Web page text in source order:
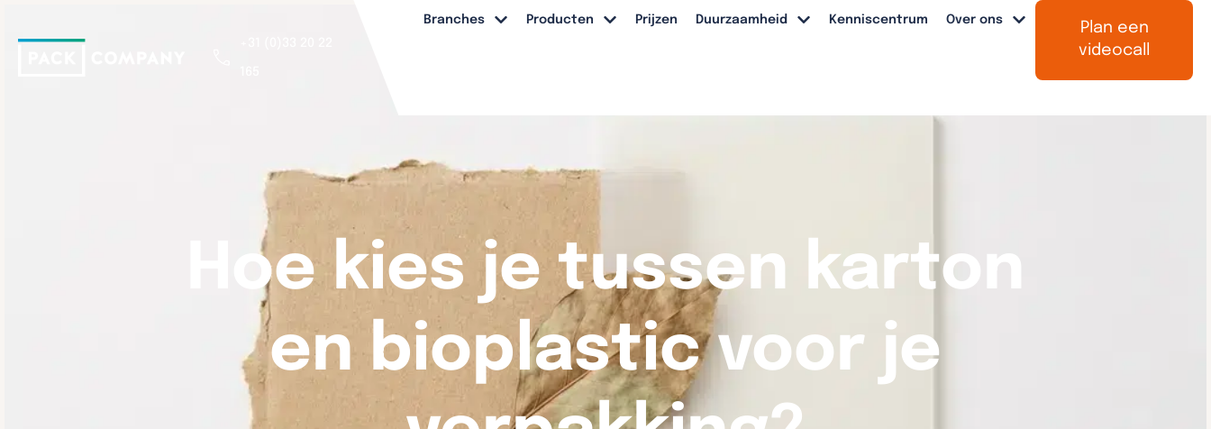
Branches Producten Prijzen Duurzaamheid Kenniscentrum Over ons
Plan een
videocall
Hoe kies je tussen karton
en bioplastic voor je